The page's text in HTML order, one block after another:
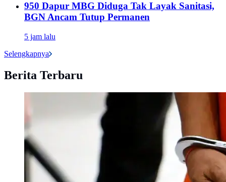
950 Dapur MBG Diduga Tak Layak Sanitasi,
BGN Ancam Tutup Permanen
5 jam lalu
Selengkapnya
Berita Terbaru